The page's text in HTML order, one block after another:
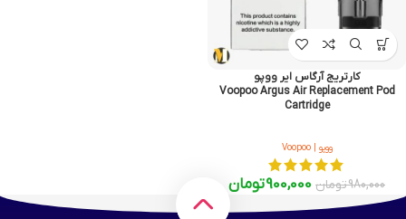
کارتریج آرگاس ایر ووپو
Voopoo Argus Air Replacement Pod
Cartridge
ووپو | Voopoo
980,000تومان 900,000تومان